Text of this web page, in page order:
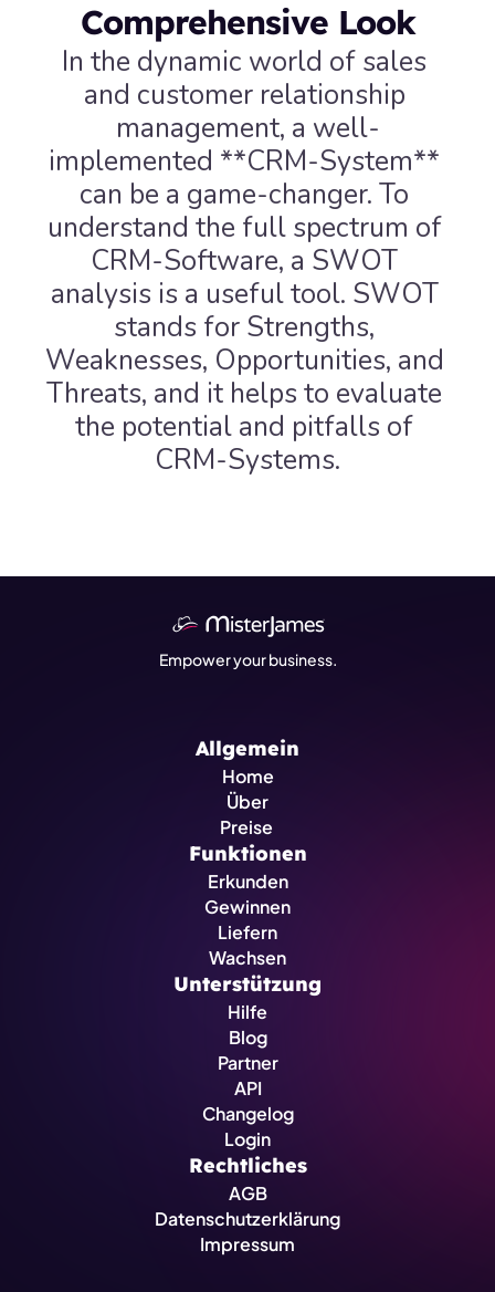
Comprehensive Look
In the dynamic world of sales
and customer relationship
management, a well-
implemented **CRM-System**
can be a game-changer. To
understand the full spectrum of
CRM-Software, a SWOT
analysis is a useful tool. SWOT
stands for Strengths,
Weaknesses, Opportunities, and
Threats, and it helps to evaluate
the potential and pitfalls of
CRM-Systems.
Empower your business.
Allgemein
Home
Über
Preise
Funktionen
Erkunden
Gewinnen
Liefern
Wachsen
Unterstützung
Hilfe
Blog
Partner
API
Changelog
Login
Rechtliches
AGB
Datenschutzerklärung
Impressum